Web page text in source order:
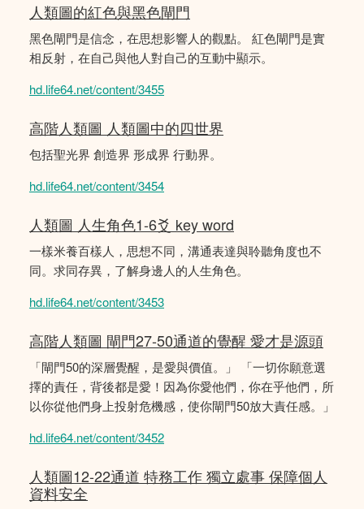
人類圖的紅色與黑色閘門
黑色閘門是信念，在思想影響人的觀點。 紅色閘門是實
相反射，在自己與他人對自己的互動中顯示。
hd.life64.net/content/3455
高階人類圖 人類圖中的四世界
包括聖光界 創造界 形成界 行動界。
hd.life64.net/content/3454
人類圖 人生角色1-6爻 key word
一樣米養百樣人，思想不同，溝通表達與聆聽角度也不
同。求同存異，了解身邊人的人生角色。
hd.life64.net/content/3453
高階人類圖 閘門27-50通道的覺醒 愛才是源頭
「閘門50的深層覺醒，是愛與價值。」 「一切你願意選
擇的責任，背後都是愛！因為你愛他們，你在乎他們，所
以你從他們身上投射危機感，使你閘門50放大責任感。」
hd.life64.net/content/3452
人類圖12-22通道 特務工作 獨立處事 保障個人
資料安全